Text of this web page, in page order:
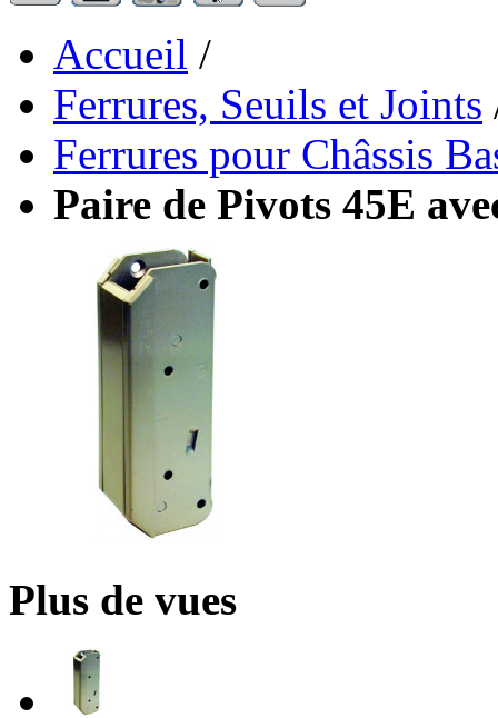
Accueil /
Ferrures, Seuils et Joints
Ferrures pour Châssis
Paire de Pivots 45E
Plus de vues